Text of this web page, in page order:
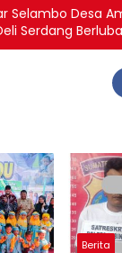
Selambo Desa
Serdang
Pengendara
Berita